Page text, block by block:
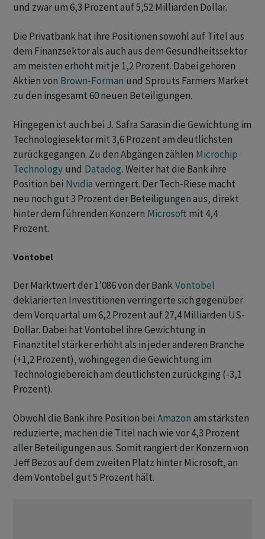
und zwar um 6,3 Prozent auf 5,52 Milliarden Dollar.
Die Privatbank hat ihre Positionen sowohl auf Titel aus
dem Finanzsektor als auch aus dem Gesundheitssektor
am meisten erhöht mit je 1,2 Prozent. Dabei gehören
Aktien von Brown-Forman und Sprouts Farmers Market
zu den insgesamt 60 neuen Beteiligungen.
Hingegen ist auch bei J. Safra Sarasin die Gewichtung im
Technologiesektor mit 3,6 Prozent am deutlichsten
zurückgegangen. Zu den Abgängen zählen Microchip
Technology und Datadog. Weiter hat die Bank ihre
Position bei Nvidia verringert. Der Tech-Riese macht
neu noch gut 3 Prozent der Beteiligungen aus, direkt
hinter dem führenden Konzern Microsoft mit 4,4
Prozent.
Vontobel
Der Marktwert der 1’086 von der BankVontobel
deklarierten Investitionen verringerte sich gegenüber
dem Vorquartal um 6,2 Prozent auf 27,4 Milliarden US-
Dollar. Dabei hat Vontobel ihre Gewichtung in
Finanztitel stärker erhöht als in jeder anderen Branche
(+1,2 Prozent), wohingegen die Gewichtung im
Technologiebereich am deutlichsten zurückging (-3,1
Prozent).
Obwohl die Bank ihre Position bei Amazon am stärksten
reduzierte, machen die Titel nach wie vor 4,3 Prozent
aller Beteiligungen aus. Somit rangiert der Konzern von
Jeff Bezos auf dem zweiten Platz hinter Microsoft, an
dem Vontobel gut 5 Prozent hält.